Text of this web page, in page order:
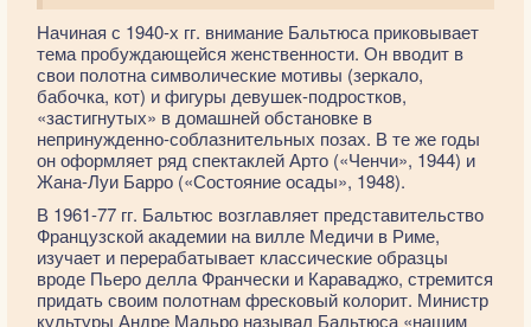
Начиная с 1940-х гг. внимание Бальтюса приковывает
тема пробуждающейся женственности. Он вводит в
свои полотна символические мотивы (зеркало,
бабочка, кот) и фигуры девушек-подростков,
«застигнутых» в домашней обстановке в
непринужденно-соблазнительных позах. В те же годы
он оформляет ряд спектаклей Арто («Ченчи», 1944) и
Жана-Луи Барро («Состояние осады», 1948).
В 1961-77 гг. Бальтюс возглавляет представительство
Французской академии на вилле Медичи в Риме,
изучает и перерабатывает классические образцы
вроде Пьеро делла Франчески и Караваджо, стремится
придать своим полотнам фресковый колорит. Министр
культуры Андре Мальро называл Бальтюса «нашим